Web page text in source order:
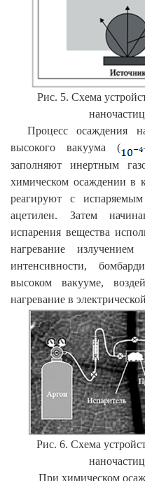
Рис. 5. Схема
Процесс осаждения
высокого вакуума (
заполняют инертным
химическом осаждении в
реагируют с
ацетилен. Затем
испарения вещества
нагревание
интенсивности,
высоком вакууме,
нагревание в
Рис. 6. Схема
При химическом